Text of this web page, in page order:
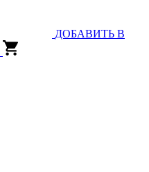
ДОБАВИТЬ В